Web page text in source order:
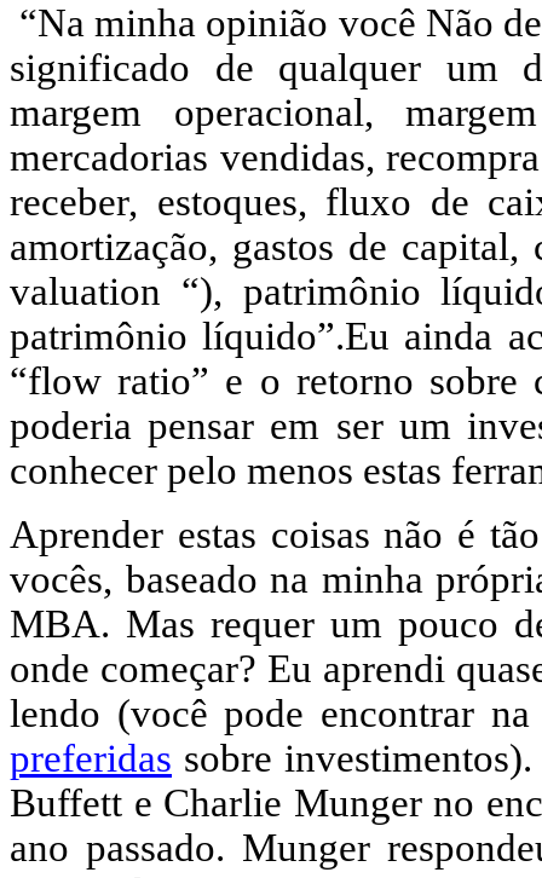
“Na minha opinião você Não
significado de qualquer um
margem operacional,
mercadorias vendidas,
receber, estoques, fluxo de
amortização, gastos de
valuation “), patrimônio
patrimônio líquido”.Eu ainda
“flow ratio” e o retorno sobre
poderia pensar em ser um
conhecer pelo menos estas
Aprender estas coisas não é
vocês, baseado na minha
MBA. Mas requer um pouco
onde começar? Eu aprendi
lendo (você pode encontrar
preferidas sobre
Buffett e Charlie Munger no
ano passado. Munger